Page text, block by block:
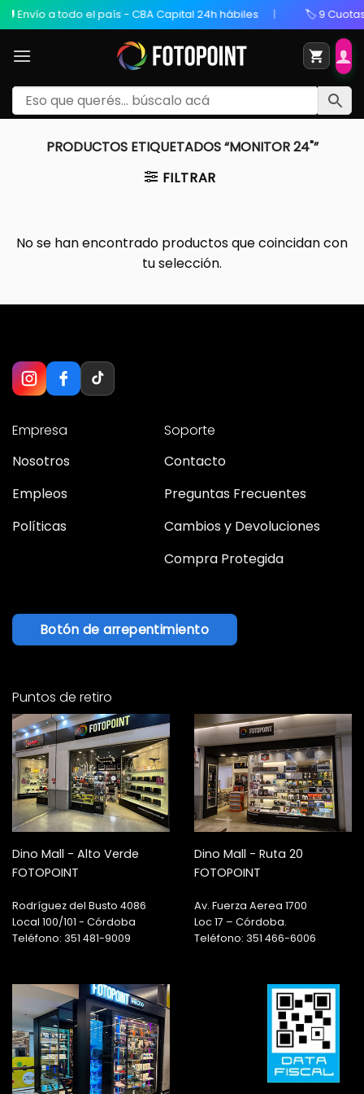
Envío a todo el país - CBA Capital 24h hábiles 🏷️ 9 Cuotas
PRODUCTOS ETIQUETADOS “MONITOR 24"”
FILTRAR
No se han encontrado productos que coincidan con
tu selección.
Empresa
Nosotros
Empleos
Políticas
Soporte
Contacto
Preguntas Frecuentes
Cambios y Devoluciones
Compra Protegida
Botón de arrepentimiento
Puntos de retiro
Dino Mall - Alto Verde
FOTOPOINT
Rodríguez del Busto 4086
Local 100/101 - Córdoba
Teléfono: 351 481-9009
Dino Mall - Ruta 20
FOTOPOINT
Av. Fuerza Aerea 1700
Loc 17 – Córdoba.
Teléfono: 351 466-6006